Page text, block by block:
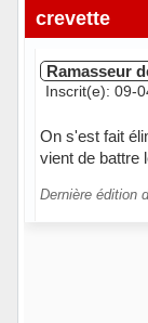
Hors ligne
crevette
Ramasseur
Inscrit(e): 09-
On s'est fait
vient de battre
Dernière édition